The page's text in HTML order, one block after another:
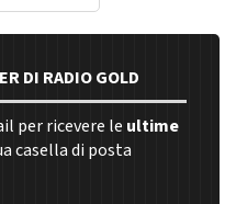
DI RADIO GOLD
per ricevere le ultime
casella di posta